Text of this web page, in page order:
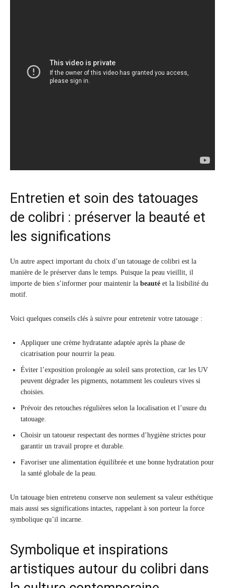
Entretien et soin des tatouages
de colibri : préserver la beauté et
les significations
Un autre aspect important du choix d’un tatouage de colibri est la
manière de le préserver dans le temps. Puisque la peau vieillit, il
importe de bien s’informer pour maintenir la beauté et la lisibilité du
motif.
Voici quelques conseils clés à suivre pour entretenir votre tatouage :
Appliquer une crème hydratante adaptée après la phase de
cicatrisation pour nourrir la peau.
Éviter l’exposition prolongée au soleil sans protection, car les UV
peuvent dégrader les pigments, notamment les couleurs vives si
choisies.
Prévoir des retouches régulières selon la localisation et l’usure du
tatouage.
Choisir un tatoueur respectant des normes d’hygiène strictes pour
garantir un travail propre et durable.
Favoriser une alimentation équilibrée et une bonne hydratation pour
la santé globale de la peau.
Un tatouage bien entretenu conserve non seulement sa valeur esthétique
mais aussi ses significations intactes, rappelant à son porteur la force
symbolique qu’il incarne.
Symbolique et inspirations
artistiques autour du colibri dans